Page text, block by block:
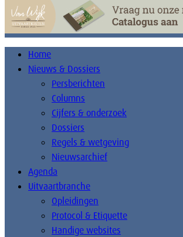
Home
Nieuws & Dossiers
Persberichten
Columns
Cijfers & onderzoek
Dossiers
Regels & wetgeving
Nieuwsarchief
Agenda
Uitvaartbranche
Opleidingen
Protocol & Etiquette
Handige websites